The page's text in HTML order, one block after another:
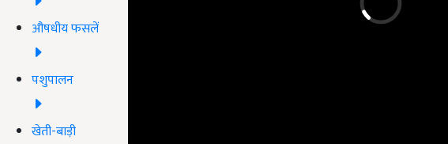
औषधीय फसलें
पशुपालन
खेती-बाड़ी